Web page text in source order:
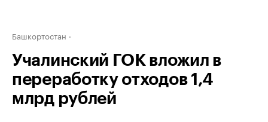
Башкортостан
Учалинский ГОК вложил в
переработку отходов 1,4
млрд рублей